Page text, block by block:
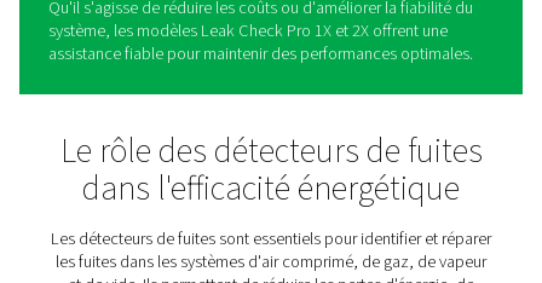
Détecteurs de fuites Leak
Pro 1X/2X